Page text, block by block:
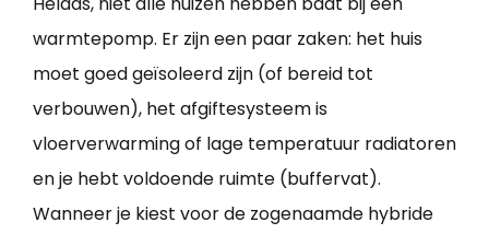
warmtepomp. Er zijn een paar zaken: het huis
moet goed geïsoleerd zijn (of bereid tot
verbouwen), het afgiftesysteem is
vloerverwarming of lage temperatuur radiatoren
en je hebt voldoende ruimte (buffervat).
Wanneer je kiest voor de zogenaamde hybride